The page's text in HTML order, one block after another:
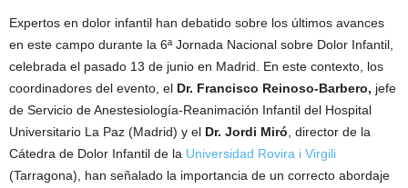
Expertos en dolor infantil han debatido sobre los últimos avances
en este campo durante la 6ª Jornada Nacional sobre Dolor Infantil,
celebrada el pasado 13 de junio en Madrid. En este contexto, los
coordinadores del evento, el Dr. Francisco Reinoso-Barbero, jefe
de Servicio de Anestesiología-Reanimación Infantil del Hospital
Universitario La Paz (Madrid) y el Dr. Jordi Miró , director de la
Cátedra de Dolor Infantil de la Universidad Rovira i Virgili
(Tarragona), han señalado la importancia de un correcto abordaje